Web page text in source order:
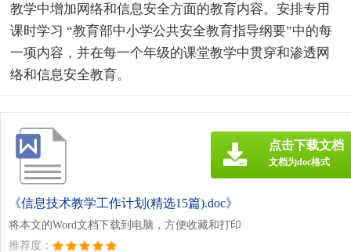
教学中增加网络和信息安全方面的教育内容。安排专用
课时学习 “教育部中小学公共安全教育指导纲要”中的每
一项内容，并在每一个年级的课堂教学中贯穿和渗透网
络和信息安全教育。
《信息技术教学工作计划(精选15篇).doc》
将本文的Word文档下载到电脑，方便收藏和打印
推荐度：
点击下载文档
文档为doc格式